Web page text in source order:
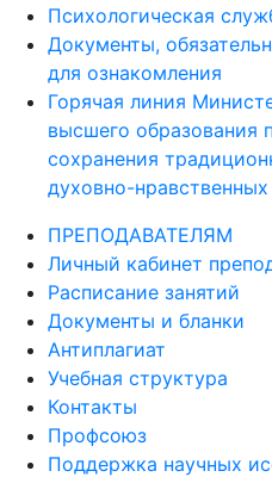
Психологическая
Документы,
для ознакомления
Горячая линия
высшего образования
сохранения
духовно-
ПРЕПОДАВАТЕЛЯМ
Личный кабинет
Расписание занятий
Документы и бланки
Антиплагиат
Учебная структура
Контакты
Профсоюз
Поддержка научных